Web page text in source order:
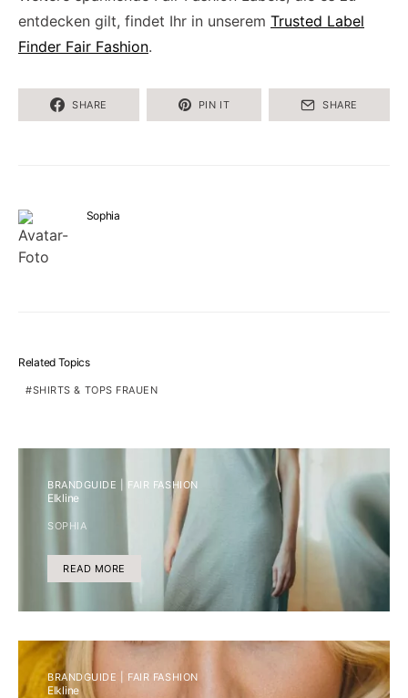
entdecken gilt, findet Ihr in unserem Trusted Label
Finder Fair Fashion.
SHARE PIN IT SHARE
Sophia
Related Topics
SHIRTS & TOPS FRAUEN
BRANDGUIDE | FAIR FASHION
Elkline
SOPHIA
READ MORE
BRANDGUIDE | FAIR FASHION
Elkline